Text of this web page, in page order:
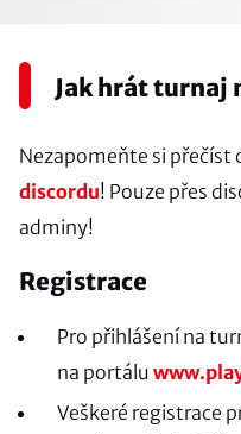
Jak hrát turnaj
Nezapomeňte si přečíst
discordu! Pouze přes
adminy!
Registrace
Pro přihlášení na
na portálu
Veškeré registrace